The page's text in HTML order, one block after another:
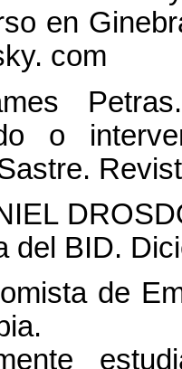
en
com
o
del BID.
de